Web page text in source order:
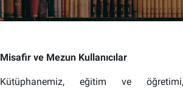
Misafir ve Mezun Kullanıcılar
Kütüphanemiz, eğitim ve